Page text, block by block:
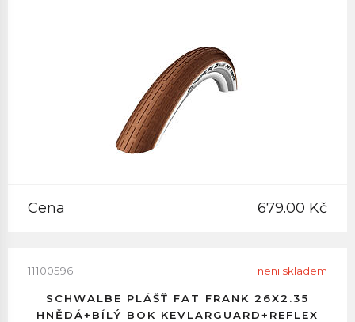
Cena 679.00 Kč
11100596 neni skladem
SCHWALBE PLÁŠŤ FAT FRANK 26X2.35
HNĚDÁ+BÍLÝ BOK KEVLARGUARD+REFLEX